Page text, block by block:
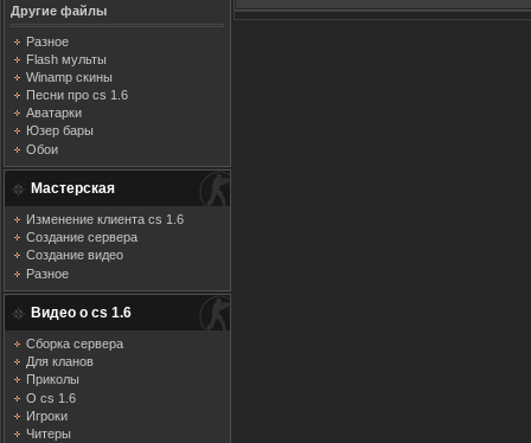
Другие файлы
Разное
Flash мульты
Winamp скины
Песни про cs 1.6
Аватарки
Юзер бары
Обои
Мастерская
Изменение клиента cs 1.6
Создание сервера
Создание видео
Разное
Видео о cs 1.6
Сборка сервера
Для кланов
Приколы
О cs 1.6
Игроки
Читеры